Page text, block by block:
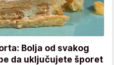
Bolja od svakog
da uključujete šporet